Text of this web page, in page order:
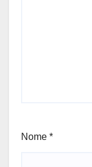
Nome *